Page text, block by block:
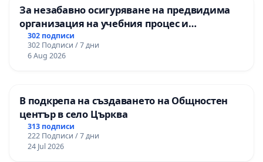
За незабавно осигуряване на предвидима
организация на учебния процес и
гарантиране на правото на равнопоставено
и качествено образование на учениците от
ОУ „Княз Александър I“ и Хуманитарна
302 подписи
302 Подписи / 7 дни
6 Aug 2026
В подкрепа на създаването на Общностен
център в село Църква
313 подписи
222 Подписи / 7 дни
24 Jul 2026